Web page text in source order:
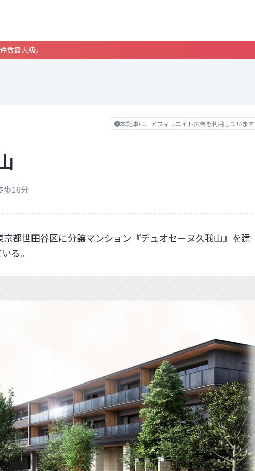
数最大級。
本記事は、アフィリエイト広告を利用しています
歩16分
都世田谷区に分譲マンション『デュオセーヌ久我山』を建
る。